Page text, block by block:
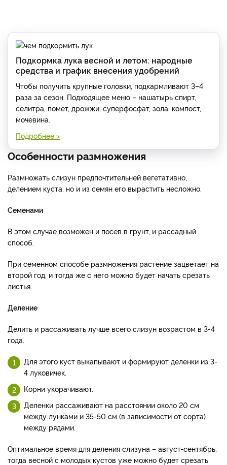
Подкормка лука весной и летом: народные
средства и график внесения удобрений
Чтобы получить крупные головки, подкармливают 3–4
раза за сезон. Подходящее меню – нашатырь спирт,
селитра, помет, дрожжи, суперфосфат, зола, компост,
мочевина.
Подробнее >
Особенности размножения
Размножать слизун предпочтительней вегетативно,
делением куста, но и из семян его вырастить несложно.
Семенами
В этом случае возможен и посев в грунт, и рассадный
способ.
При семенном способе размножения растение зацветает на
второй год, и тогда же с него можно будет начать срезать
листья.
Деление
Делить и рассаживать лучше всего слизун возрастом в 3-4
года.
Для этого куст выкапывают и формируют деленки из 3-
4 луковичек.
Корни укорачивают.
Деленки рассаживают на расстоянии около 20 см
между лунками и 35-50 см (в зависимости от сорта)
между рядами.
Оптимальное время для деления слизуна – август-сентябрь,
тогда весной с молодых кустов уже можно будет срезать